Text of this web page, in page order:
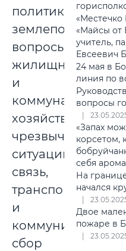
политика,
вопросы
жилищного
и
коммунального
хозяйства,
чрезвычайные
ситуации,
связь,
транспорт
и
коммуникации,
сбор
«Местечко
«Майсы от
учитель,
Евсеевич
24 мая в
линия по
вопросы
«Запах
корсетом,
себя
На
начался
Двое
пожаре в